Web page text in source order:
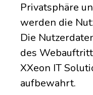
Privatsphäre
werden die
Die
des
XXeon IT
aufbewahrt.